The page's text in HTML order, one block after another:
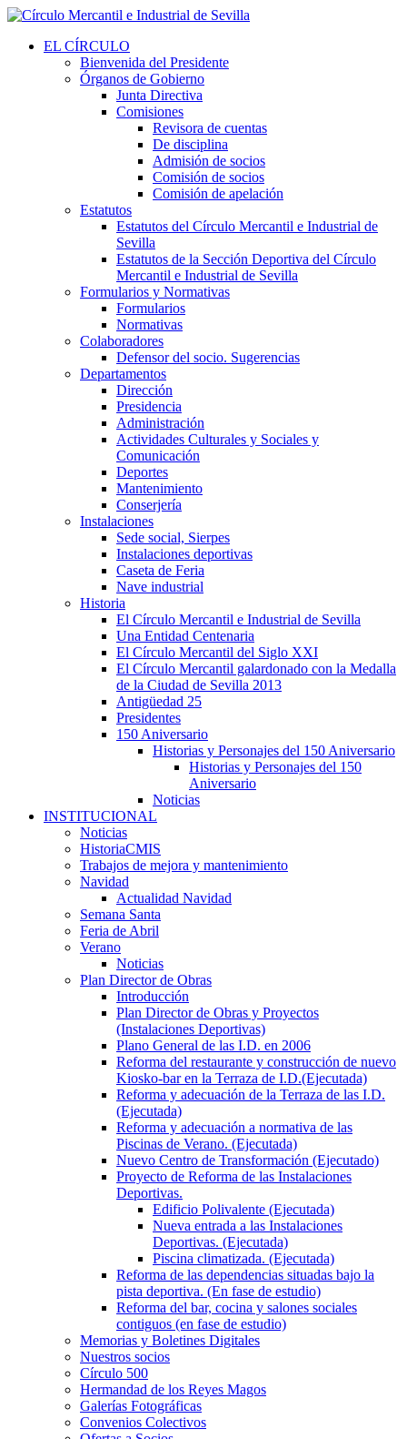
EL CÍRCULO
Bienvenida del Presidente
Órganos de Gobierno
Junta Directiva
Comisiones
Revisora de cuentas
De disciplina
Admisión de socios
Comisión de socios
Comisión de apelación
Estatutos
Estatutos del Círculo Mercantil e Industrial de
Sevilla
Estatutos de la Sección Deportiva del Círculo
Mercantil e Industrial de Sevilla
Formularios y Normativas
Formularios
Normativas
Colaboradores
Defensor del socio. Sugerencias
Departamentos
Dirección
Presidencia
Administración
Actividades Culturales y Sociales y
Comunicación
Deportes
Mantenimiento
Conserjería
Instalaciones
Sede social, Sierpes
Instalaciones deportivas
Caseta de Feria
Nave industrial
Historia
El Círculo Mercantil e Industrial de Sevilla
Una Entidad Centenaria
El Círculo Mercantil del Siglo XXI
El Círculo Mercantil galardonado con la Medalla
de la Ciudad de Sevilla 2013
Antigüedad 25
Presidentes
150 Aniversario
Historias y Personajes del 150 Aniversario
Historias y Personajes del 150
Aniversario
Noticias
INSTITUCIONAL
Noticias
HistoriaCMIS
Trabajos de mejora y mantenimiento
Navidad
Actualidad Navidad
Semana Santa
Feria de Abril
Verano
Noticias
Plan Director de Obras
Introducción
Plan Director de Obras y Proyectos
(Instalaciones Deportivas)
Plano General de las I.D. en 2006
Reforma del restaurante y construcción de nuevo
Kiosko-bar en la Terraza de I.D.(Ejecutada)
Reforma y adecuación de la Terraza de las I.D.
(Ejecutada)
Reforma y adecuación a normativa de las
Piscinas de Verano. (Ejecutada)
Nuevo Centro de Transformación (Ejecutado)
Proyecto de Reforma de las Instalaciones
Deportivas.
Edificio Polivalente (Ejecutada)
Nueva entrada a las Instalaciones
Deportivas. (Ejecutada)
Piscina climatizada. (Ejecutada)
Reforma de las dependencias situadas bajo la
pista deportiva. (En fase de estudio)
Reforma del bar, cocina y salones sociales
contiguos (en fase de estudio)
Memorias y Boletines Digitales
Nuestros socios
Círculo 500
Hermandad de los Reyes Magos
Galerías Fotográficas
Convenios Colectivos